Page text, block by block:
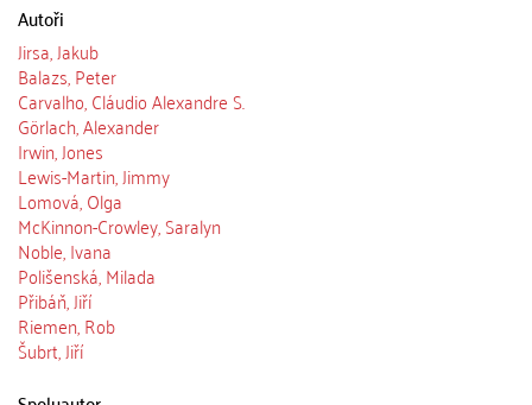
Autoři
Jirsa, Jakub
Balazs, Peter
Carvalho, Cláudio Alexandre S.
Görlach, Alexander
Irwin, Jones
Lewis-Martin, Jimmy
Lomová, Olga
McKinnon-Crowley, Saralyn
Noble, Ivana
Polišenská, Milada
Přibáň, Jiří
Riemen, Rob
Šubrt, Jiří